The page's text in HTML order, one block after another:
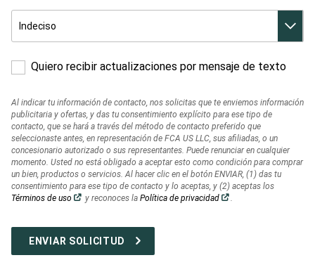
¿Cuándo
planeas
tu
*
Quiero recibir actualizaciones por mensaje de texto
Al indicar tu información de contacto, nos solicitas que te enviemos información
publicitaria y ofertas, y das tu consentimiento explícito para ese tipo de
contacto, que se hará a través del método de contacto preferido que
seleccionaste antes, en representación de FCA US LLC, sus afiliadas, o un
concesionario autorizado o sus representantes. Puede renunciar en cualquier
momento. Usted no está obligado a aceptar esto como condición para comprar
un bien, productos o servicios. Al hacer clic en el botón ENVIAR, (1) das tu
consentimiento para ese tipo de contacto y lo aceptas, y (2) aceptas los
Términos de uso (Abriry reconoces la Política de privacidad(Abrir